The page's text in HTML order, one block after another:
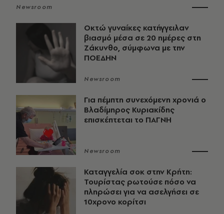
Newsroom
Οκτώ γυναίκες κατήγγειλαν
βιασμό μέσα σε 20 ημέρες στη
Ζάκυνθο, σύμφωνα με την
ΠΟΕΔΗΝ
Newsroom
Για πέμπτη συνεχόμενη χρονιά ο
Βλαδίμηρος Κυριακίδης
επισκέπτεται το ΠΑΓΝΗ
Newsroom
Καταγγελία σοκ στην Κρήτη:
Τουρίστας ρωτούσε πόσο να
πληρώσει για να ασελγήσει σε
10χρονο κορίτσι